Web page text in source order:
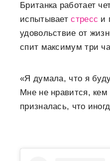
Британка работает
испытываетстресс и
удовольствие от
спит максимум три
«Я думала, что я
Мне не нравится,
призналась, что